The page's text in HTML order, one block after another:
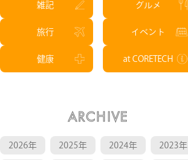
雑記 グルメ
旅行 イベント
健康 at CORETECH
ARCHIVE
2026年 2025年 2024年 2023年